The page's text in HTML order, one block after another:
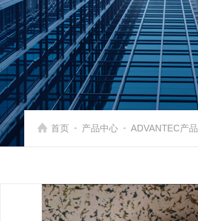
首页 - 产品中心 - ADVANTEC产品